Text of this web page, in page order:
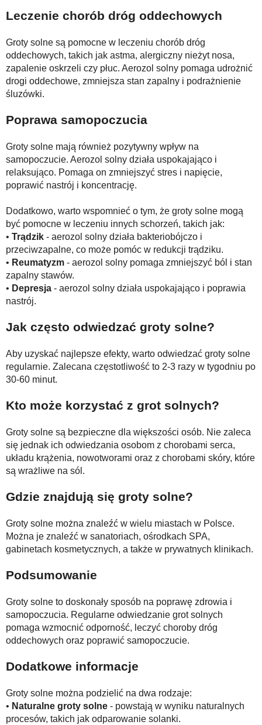
Leczenie chorób dróg oddechowych
Groty solne są pomocne w leczeniu chorób dróg
oddechowych, takich jak astma, alergiczny nieżyt nosa,
zapalenie oskrzeli czy płuc. Aerozol solny pomaga udrożnić
drogi oddechowe, zmniejsza stan zapalny i podrażnienie
śluzówki.
Poprawa samopoczucia
Groty solne mają również pozytywny wpływ na
samopoczucie. Aerozol solny działa uspokajająco i
relaksująco. Pomaga on zmniejszyć stres i napięcie,
poprawić nastrój i koncentrację.
Dodatkowo, warto wspomnieć o tym, że groty solne mogą
być pomocne w leczeniu innych schorzeń, takich jak:
• Trądzik - aerozol solny działa bakteriobójczo i
przeciwzapalne, co może pomóc w redukcji trądziku.
• Reumatyzm - aerozol solny pomaga zmniejszyć ból i stan
zapalny stawów.
• Depresja - aerozol solny działa uspokajająco i poprawia
nastrój.
Jak często odwiedzać groty solne?
Aby uzyskać najlepsze efekty, warto odwiedzać groty solne
regularnie. Zalecana częstotliwość to 2-3 razy w tygodniu po
30-60 minut.
Kto może korzystać z grot solnych?
Groty solne są bezpieczne dla większości osób. Nie zaleca
się jednak ich odwiedzania osobom z chorobami serca,
układu krążenia, nowotworami oraz z chorobami skóry, które
są wrażliwe na sól.
Gdzie znajdują się groty solne?
Groty solne można znaleźć w wielu miastach w Polsce.
Można je znaleźć w sanatoriach, ośrodkach SPA,
gabinetach kosmetycznych, a także w prywatnych klinikach.
Podsumowanie
Groty solne to doskonały sposób na poprawę zdrowia i
samopoczucia. Regularne odwiedzanie grot solnych
pomaga wzmocnić odporność, leczyć choroby dróg
oddechowych oraz poprawić samopoczucie.
Dodatkowe informacje
Groty solne można podzielić na dwa rodzaje:
• Naturalne groty solne - powstają w wyniku naturalnych
procesów, takich jak odparowanie solanki.